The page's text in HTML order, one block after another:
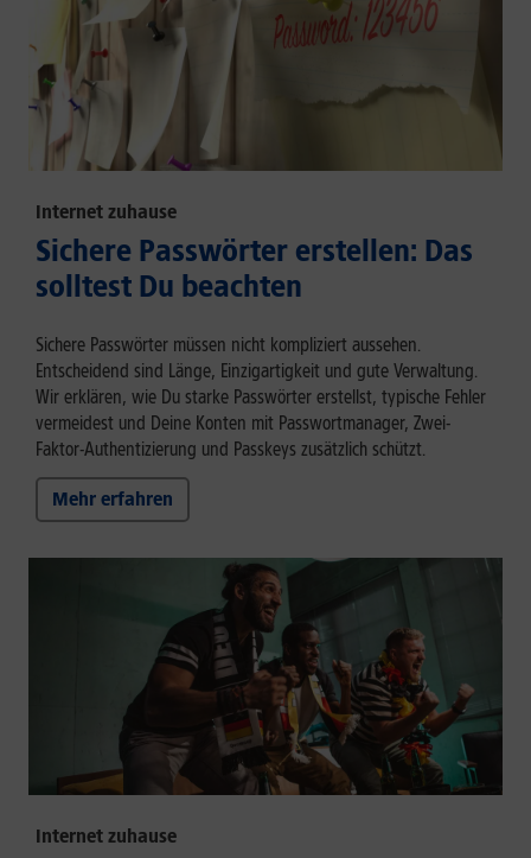
Internet zuhause
Sichere Passwörter erstellen: Das
solltest Du beachten
Sichere Passwörter müssen nicht kompliziert aussehen.
Entscheidend sind Länge, Einzigartigkeit und gute Verwaltung.
Wir erklären, wie Du starke Passwörter erstellst, typische Fehler
vermeidest und Deine Konten mit Passwortmanager, Zwei-
Faktor-Authentizierung und Passkeys zusätzlich schützt.
Mehr erfahren
Internet zuhause